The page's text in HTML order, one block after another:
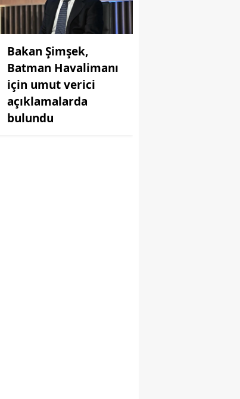
Bakan Şimşek,
Batman Havalimanı
için umut verici
açıklamalarda
bulundu